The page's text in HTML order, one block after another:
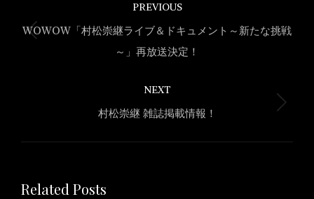
navigation
PREVIOUS
Previous
post:
WOWOW「村松崇継ライブ＆ドキュメント～新たな挑戦
～」再放送決定！
NEXT
Next
村松崇継 雑誌掲載情報！
Related Posts